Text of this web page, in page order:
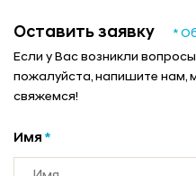
Оставить заявку
*
Если у Вас возникли
пожалуйста, напишите нам,
свяжемся!
Имя *